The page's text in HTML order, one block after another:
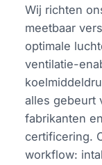
Wij richten
meetbaar
optimale
ventilatie-
alles gebeurt
fabrikanten
certificering.
workflow: